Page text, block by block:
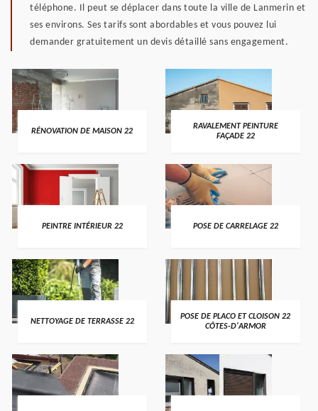
téléphone. Il peut se déplacer dans toute la ville de Lanmerin et
ses environs. Ses tarifs sont abordables et vous pouvez lui
demander gratuitement un devis détaillé sans engagement.
RÉNOVATION DE MAISON 22
RAVALEMENT PEINTURE
FAÇADE 22
PEINTRE INTÉRIEUR 22 POSE DE CARRELAGE 22
NETTOYAGE DE TERRASSE 22
POSE DE PLACO ET CLOISON 22
CÔTES-D'ARMOR